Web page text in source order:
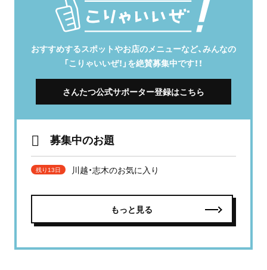
おすすめするスポットやお店のメニューなど、みんなの
「こりゃいいぜ！」を絶賛募集中です！！
さんたつ公式サポーター登録はこちら
募集中のお題
残り13日 川越・志木のお気に入り
もっと見る